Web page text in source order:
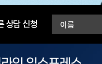
상담 신청